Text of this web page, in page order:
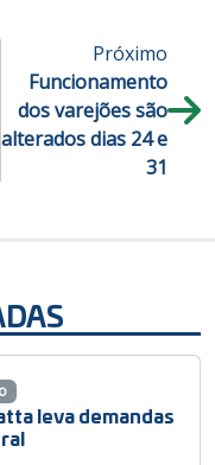
Próximo
Funcionamento
dos varejões são
alterados dias 24 e
31
leva demandas